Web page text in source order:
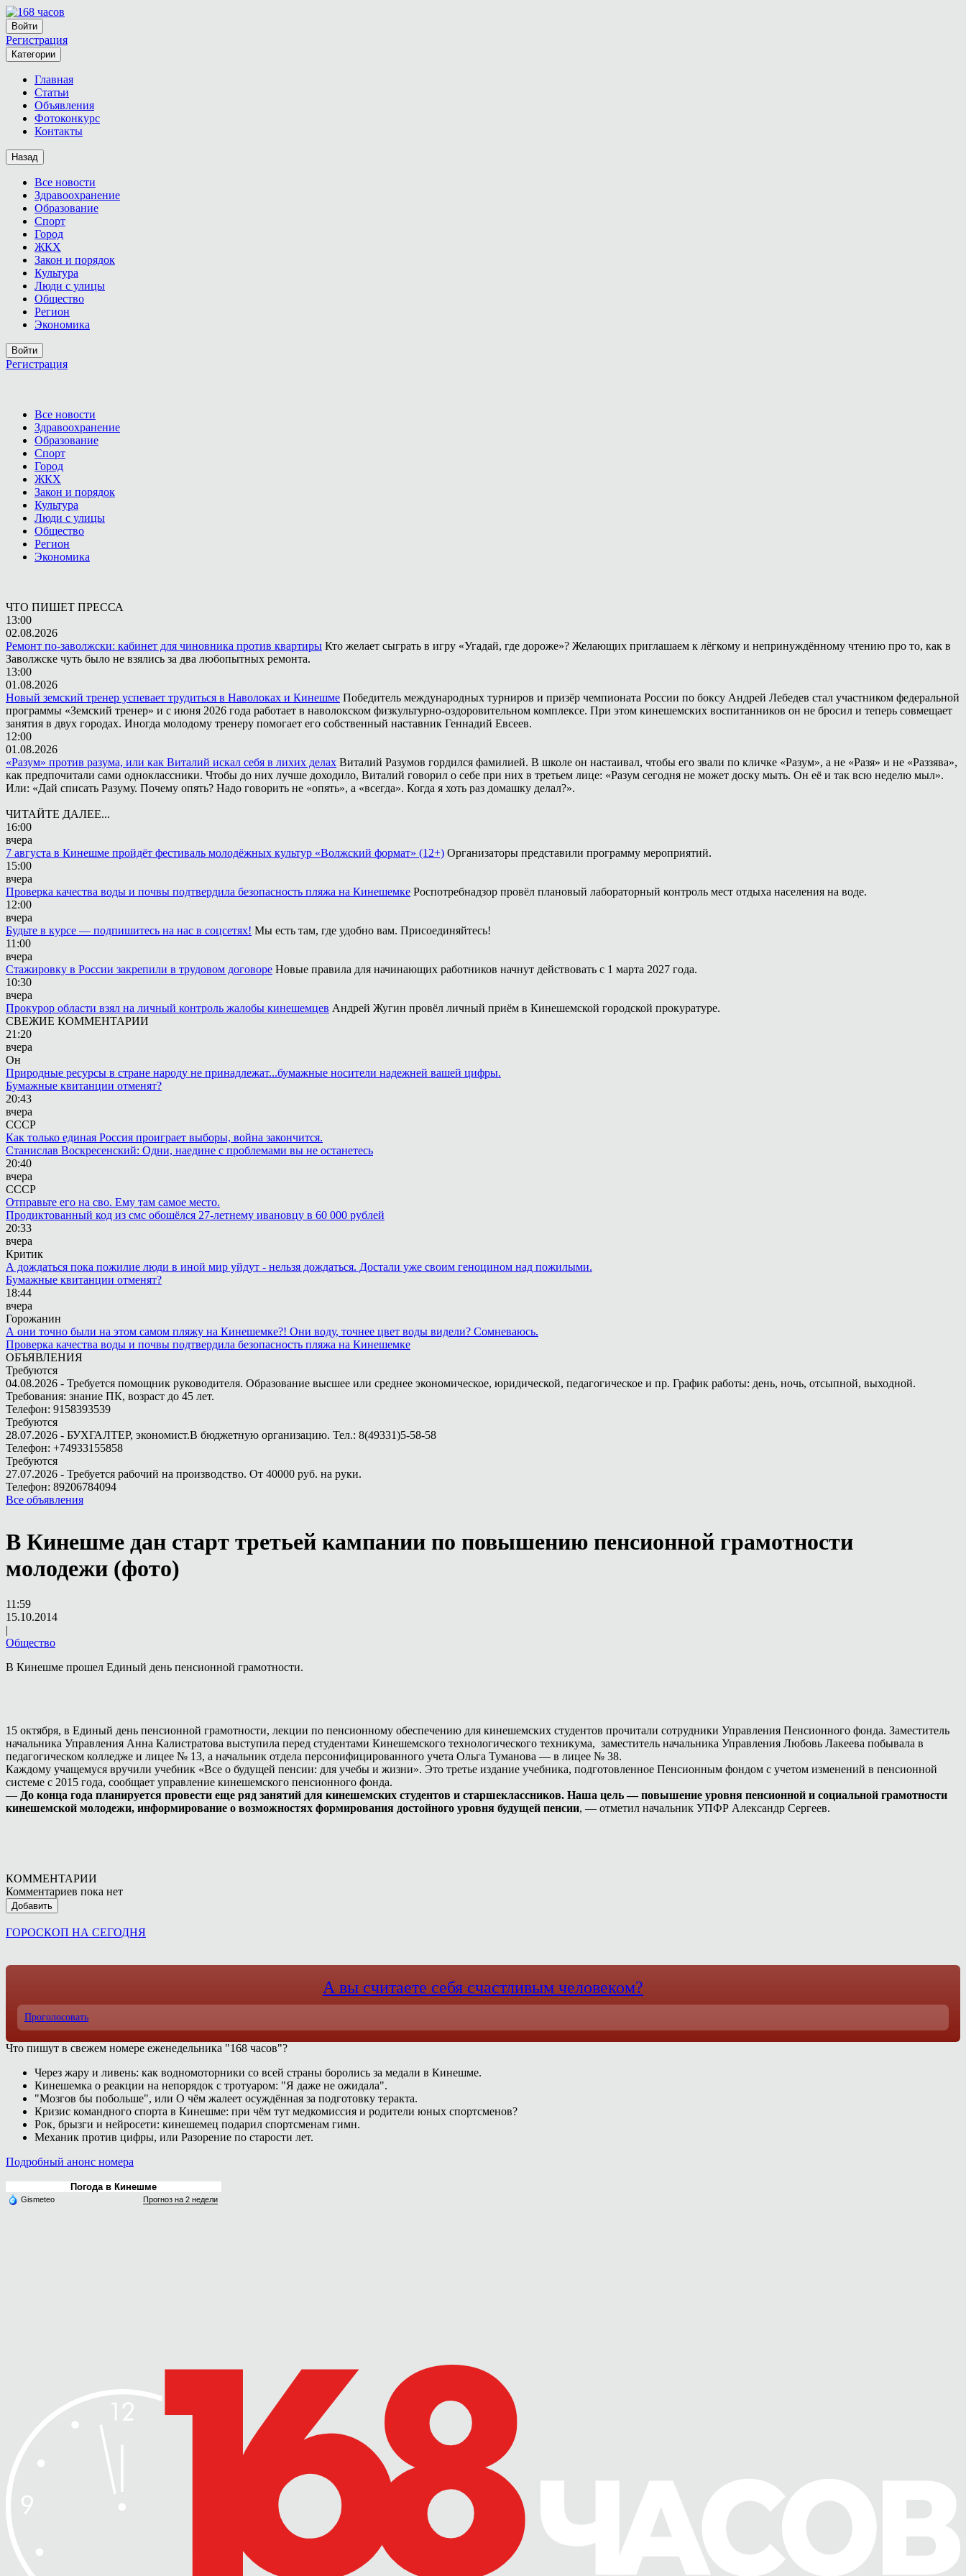
Войти
Регистрация
Категории
Главная
Статьи
Объявления
Фотоконкурс
Контакты
Назад
Все новости
Здравоохранение
Образование
Спорт
Город
ЖКХ
Закон и порядок
Культура
Люди с улицы
Общество
Регион
Экономика
Войти
Регистрация
Все новости
Здравоохранение
Образование
Спорт
Город
ЖКХ
Закон и порядок
Культура
Люди с улицы
Общество
Регион
Экономика
ЧТО ПИШЕТ ПРЕССА
13:00
02.08.2026
Ремонт по-заволжски: кабинет для чиновника против квартиры Кто желает сыграть в игру «Угадай, где дороже»? Желающих приглашаем к лёгкому и непринуждённому чтению про то, как в
Заволжске чуть было не взялись за два любопытных ремонта.
13:00
01.08.2026
Новый земский тренер успевает трудиться в Наволоках и Кинешме Победитель международных турниров и призёр чемпионата России по боксу Андрей Лебедев стал участником федеральной
программы «Земский тренер» и с июня 2026 года работает в наволокском физкультурно-оздоровительном комплексе. При этом кинешемских воспитанников он не бросил и теперь совмещает
занятия в двух городах. Иногда молодому тренеру помогает его собственный наставник Геннадий Евсеев.
12:00
01.08.2026
«Разум» против разума, или как Виталий искал себя в лихих делах Виталий Разумов гордился фамилией. В школе он настаивал, чтобы его звали по кличке «Разум», а не «Разя» и не «Раззява»,
как предпочитали сами одноклассники. Чтобы до них лучше доходило, Виталий говорил о себе при них в третьем лице: «Разум сегодня не может доску мыть. Он её и так всю неделю мыл».
Или: «Дай списать Разуму. Почему опять? Надо говорить не «опять», а «всегда». Когда я хоть раз домашку делал?».
ЧИТАЙТЕ ДАЛЕЕ...
16:00
вчера
7 августа в Кинешме пройдёт фестиваль молодёжных культур «Волжский формат» (12+) Организаторы представили программу мероприятий.
15:00
вчера
Проверка качества воды и почвы подтвердила безопасность пляжа на Кинешемке Роспотребнадзор провёл плановый лабораторный контроль мест отдыха населения на воде.
12:00
вчера
Будьте в курсе — подпишитесь на нас в соцсетях! Мы есть там, где удобно вам. Присоединяйтесь!
11:00
вчера
Стажировку в России закрепили в трудовом договоре Новые правила для начинающих работников начнут действовать с 1 марта 2027 года.
10:30
вчера
Прокурор области взял на личный контроль жалобы кинешемцев Андрей Жугин провёл личный приём в Кинешемской городской прокуратуре.
СВЕЖИЕ КОММЕНТАРИИ
21:20
вчера
Он
Природные ресурсы в стране народу не принадлежат...бумажные носители надежней вашей цифры.
Бумажные квитанции отменят?
20:43
вчера
СССР
Как только единая Россия проиграет выборы, война закончится.
Станислав Воскресенский: Одни, наедине с проблемами вы не останетесь
20:40
вчера
СССР
Отправьте его на сво. Ему там самое место.
Продиктованный код из смс обошёлся 27-летнему ивановцу в 60 000 рублей
20:33
вчера
Критик
А дождаться пока пожилие люди в иной мир уйдут - нельзя дождаться. Достали уже своим геноцином над пожилыми.
Бумажные квитанции отменят?
18:44
вчера
Горожанин
А они точно были на этом самом пляжу на Кинешемке?! Они воду, точнее цвет воды видели? Сомневаюсь.
Проверка качества воды и почвы подтвердила безопасность пляжа на Кинешемке
ОБЪЯВЛЕНИЯ
Требуются
04.08.2026 - Требуется помощник руководителя. Образование высшее или среднее экономическое, юридической, педагогическое и пр. График работы: день, ночь, отсыпной, выходной.
Требования: знание ПК, возраст до 45 лет.
Телефон: 9158393539
Требуются
28.07.2026 - БУХГАЛТЕР, экономист.В бюджетную организацию. Тел.: 8(49331)5-58-58
Телефон: +74933155858
Требуются
27.07.2026 - Требуется рабочий на производство. От 40000 руб. на руки.
Телефон: 89206784094
Все объявления
В Кинешме дан старт третьей кампании по повышению пенсионной грамотности
молодежи (фото)
11:59
15.10.2014
|
Общество
В Кинешме прошел Единый день пенсионной грамотности.
15 октября, в Единый день пенсионной грамотности, лекции по пенсионному обеспечению для кинешемских студентов прочитали сотрудники Управления Пенсионного фонда. Заместитель
начальника Управления Анна Калистратова выступила перед студентами Кинешемского технологического техникума, заместитель начальника Управления Любовь Лакеева побывала в
педагогическом колледже и лицее № 13, а начальник отдела персонифицированного учета Ольга Туманова — в лицее № 38.
Каждому учащемуся вручили учебник «Все о будущей пенсии: для учебы и жизни». Это третье издание учебника, подготовленное Пенсионным фондом с учетом изменений в пенсионной
системе с 2015 года, сообщает управление кинешемского пенсионного фонда.
— До конца года планируется провести еще ряд занятий для кинешемских студентов и старшеклассников. Наша цель — повышение уровня пенсионной и социальной грамотности
кинешемской молодежи, информирование о возможностях формирования достойного уровня будущей пенсии, — отметил начальник УПФР Александр Сергеев.
КОММЕНТАРИИ
Комментариев пока нет
Добавить
ГОРОСКОП НА СЕГОДНЯ
А вы считаете себя счастливым человеком?
Проголосовать
Что пишут в свежем номере еженедельника "168 часов"?
Через жару и ливень: как водномоторники со всей страны боролись за медали в Кинешме.
Кинешемка о реакции на непорядок с тротуаром: "Я даже не ожидала".
"Мозгов бы побольше", или О чём жалеет осуждённая за подготовку теракта.
Кризис командного спорта в Кинешме: при чём тут медкомиссия и родители юных спортсменов?
Рок, брызги и нейросети: кинешемец подарил спортсменам гимн.
Механик против цифры, или Разорение по старости лет.
Подробный анонс номера
Погода в Кинешме
Gismeteo Прогноз на 2 недели